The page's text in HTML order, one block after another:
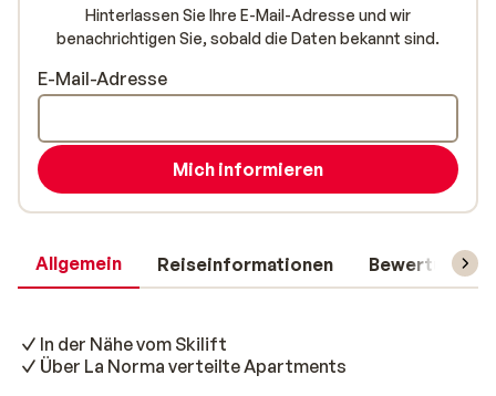
Allgemein Reiseinformationen Bewertungen
In der Nähe vom Skilift
Über La Norma verteilte Apartments
Hinterlassen Sie Ihre E-Mail-Adresse und wir
benachrichtigen Sie, sobald die Daten bekannt sind.
E-Mail-Adresse
Mich informieren